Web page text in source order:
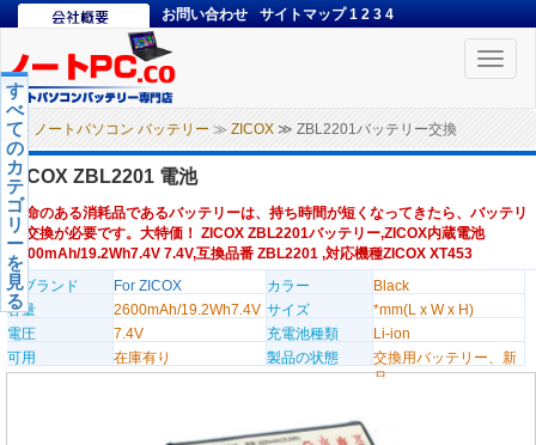
お問い合わせ サイトマップ 1 2 3 4
Toggle
ノートパソコン バッテリー ≫ ZICOX ≫ ZBL2201バッテリー交換
す
べ
て
の
カ
テ
ゴ
リ
ー
を
見
る
ZICOX ZBL2201 電池
寿命のある消耗品であるバッテリーは、持ち時間が短くなってきたら、バッテリ
ー交換が必要です。大特価！ ZICOX ZBL2201バッテリー,ZICOX内蔵電池
2600mAh/19.2Wh7.4V 7.4V,互換品番 ZBL2201 ,対応機種ZICOX XT453
のブランド
For ZICOX カラー
Black
容量
2600mAh/19.2Wh7.4V サイズ
*mm(L x W x H)
電圧
7.4V 充電池種類
Li-ion
可用
在庫有り 製品の状態
交換用バッテリー、新
品